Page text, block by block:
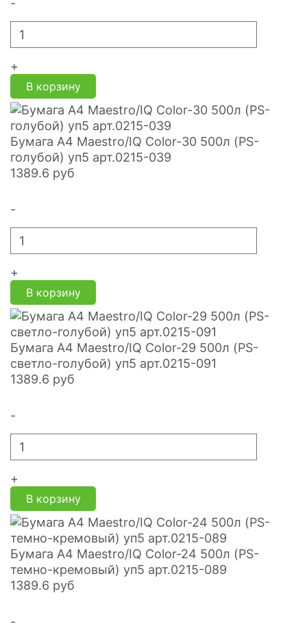
-
+
В корзину
Бумага А4 Maestro/IQ Color-30 500л (PS-
голубой) уп5 арт.0215-039
1389.6 руб
-
+
В корзину
Бумага А4 Maestro/IQ Color-29 500л (PS-
светло-голубой) уп5 арт.0215-091
1389.6 руб
-
+
В корзину
Бумага А4 Maestro/IQ Color-24 500л (PS-
темно-кремовый) уп5 арт.0215-089
1389.6 руб
-